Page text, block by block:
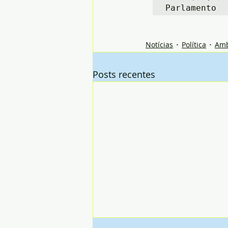
Parlamento
Notícias Política
Posts recentes